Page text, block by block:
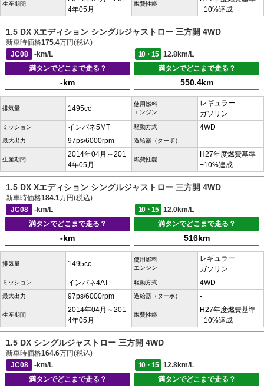
生産期間
4年05月
燃費性能
+10%達成
1.5 DX Xエディション シングルジャストロー 三方開 4WD
新車時価格175.4万円(税込)
JC08
-km/L 10・15
12.8km/L
満タンでどこまで走る？
-km
満タンでどこまで走る？
550.4km
排気量 1495cc
使用燃料
エンジン
レギュラー
ガソリン
ミッション インパネ5MT 駆動方式 4WD
最大出力 97ps/6000rpm 過給器（ターボ） -
生産期間
2014年04月～201
4年05月
燃費性能
H27年度燃費基準
+10%達成
1.5 DX Xエディション シングルジャストロー 三方開 4WD
新車時価格184.1万円(税込)
JC08
-km/L 10・15
12.0km/L
満タンでどこまで走る？
-km
満タンでどこまで走る？
516km
排気量 1495cc
使用燃料
エンジン
レギュラー
ガソリン
ミッション インパネ4AT 駆動方式 4WD
最大出力 97ps/6000rpm 過給器（ターボ） -
生産期間
2014年04月～201
4年05月
燃費性能
H27年度燃費基準
+10%達成
1.5 DX シングルジャストロー 三方開 4WD
新車時価格164.6万円(税込)
JC08
-km/L 10・15
12.8km/L
満タンでどこまで走る？
満タンでどこまで走る？